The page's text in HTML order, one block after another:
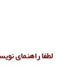
لطفاراهنمای